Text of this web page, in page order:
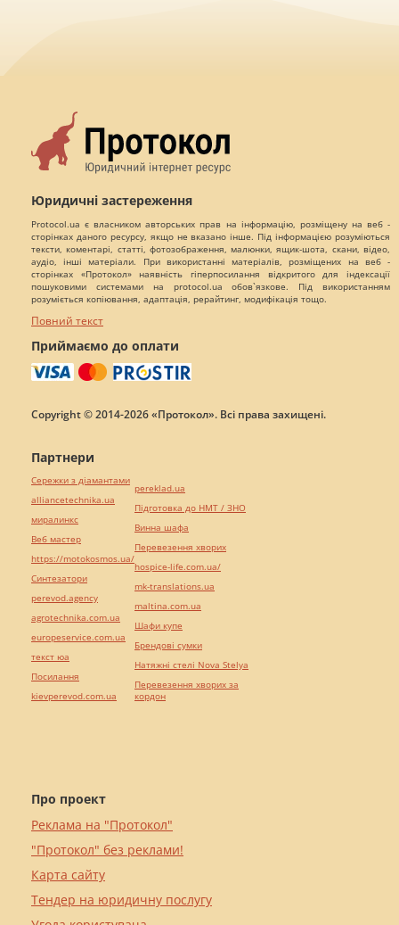
Юридичні застереження
Protocol.ua є власником авторських прав на інформацію, розміщену на веб -
сторінках даного ресурсу, якщо не вказано інше. Під інформацією розуміються
тексти, коментарі, статті, фотозображення, малюнки, ящик-шота, скани, відео,
аудіо, інші матеріали. При використанні матеріалів, розміщених на веб -
сторінках «Протокол» наявність гіперпосилання відкритого для індексації
пошуковими системами на protocol.ua обов`язкове. Під використанням
розуміється копіювання, адаптація, рерайтинг, модифікація тощо.
Повний текст
Приймаємо до оплати
Copyright © 2014-2026 «Протокол». Всі права захищені.
Про проект
Реклама на "Протокол"
"Протокол" без реклами!
Карта сайту
Тендер на юридичну послугу
Партнери
Сережки з діамантами
alliancetechnika.ua
миралинкс
Веб мастер
https://motokosmos.ua/
Синтезатори
perevod.agency
agrotechnika.com.ua
europeservice.com.ua
текст юа
Посилання
kievperevod.com.ua
pereklad.ua
Підготовка до НМТ / ЗНО
Винна шафа
Перевезення хворих
hospice-life.com.ua/
mk-translations.ua
maltina.com.ua
Шафи купе
Брендові сумки
Натяжні стелі Nova Stelya
Перевезення хворих за
кордон